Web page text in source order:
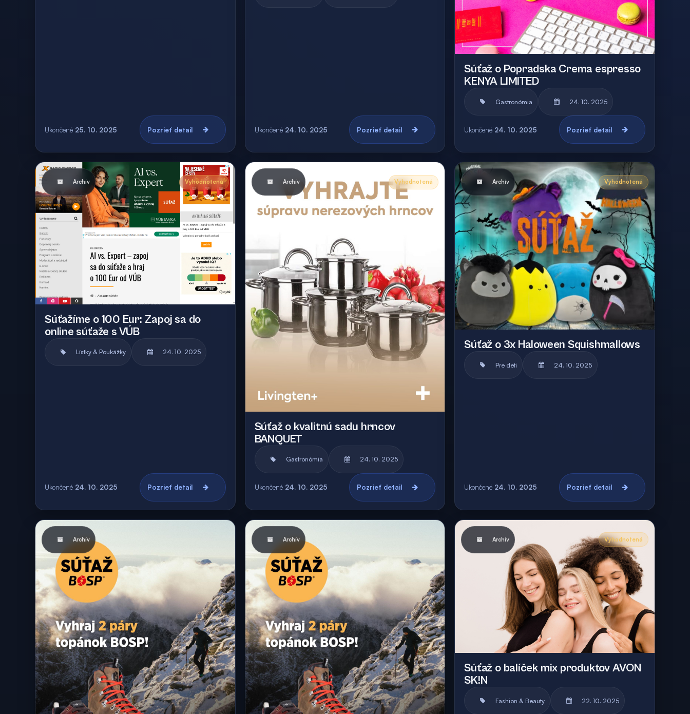
Ukončené 25. 10. 2025 Pozrieť detail Ukončené 24. 10. 2025 Pozrieť detail
Súťaž o Popradska Crema espresso
KENYA LIMITED
Gastronómia 24. 10. 2025
Ukončené 24. 10. 2025 Pozrieť detail
Archív Vyhodnotená
Súťažíme o 100 Eur: Zapoj sa do
online súťaže s VÚB
Lístky & Poukážky 24. 10. 2025
Ukončené 24. 10. 2025 Pozrieť detail
Archív Vyhodnotená
Súťaž o kvalitnú sadu hrncov
BANQUET
Gastronómia 24. 10. 2025
Ukončené 24. 10. 2025 Pozrieť detail
Archív Vyhodnotená
Súťaž o 3x Haloween Squishmallows
Pre deti 24. 10. 2025
Ukončené 24. 10. 2025 Pozrieť detail
Archív Archív Archív Vyhodnotená
Súťaž o balíček mix produktov AVON
SK!N
Fashion & Beauty 22. 10. 2025